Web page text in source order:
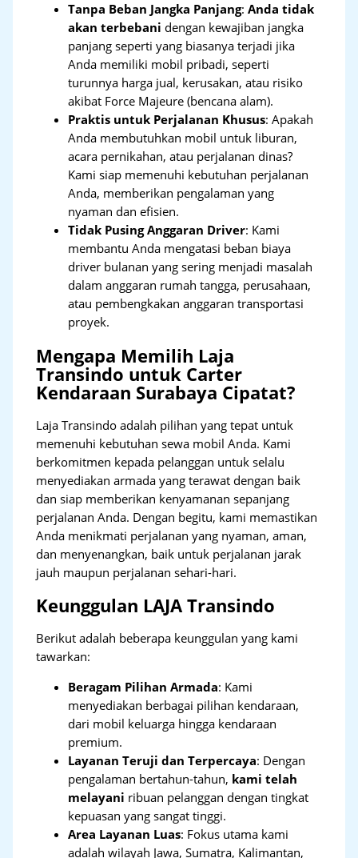
Tanpa Beban Jangka Panjang:Anda tidak
akan terbebani dengan kewajiban jangka
panjang seperti yang biasanya terjadi jika
Anda memiliki mobil pribadi, seperti
turunnya harga jual, kerusakan, atau risiko
akibat Force Majeure (bencana alam).
Praktis untuk Perjalanan Khusus: Apakah
Anda membutuhkan mobil untuk liburan,
acara pernikahan, atau perjalanan dinas?
Kami siap memenuhi kebutuhan perjalanan
Anda, memberikan pengalaman yang
nyaman dan efisien.
Tidak Pusing Anggaran Driver: Kami
membantu Anda mengatasi beban biaya
driver bulanan yang sering menjadi masalah
dalam anggaran rumah tangga, perusahaan,
atau pembengkakan anggaran transportasi
proyek.
Mengapa Memilih Laja
Transindo untuk Carter
Kendaraan Surabaya Cipatat?
Laja Transindo adalah pilihan yang tepat untuk
memenuhi kebutuhan sewa mobil Anda. Kami
berkomitmen kepada pelanggan untuk selalu
menyediakan armada yang terawat dengan baik
dan siap memberikan kenyamanan sepanjang
perjalanan Anda. Dengan begitu, kami memastikan
Anda menikmati perjalanan yang nyaman, aman,
dan menyenangkan, baik untuk perjalanan jarak
jauh maupun perjalanan sehari-hari.
Keunggulan LAJA Transindo
Berikut adalah beberapa keunggulan yang kami
tawarkan:
Beragam Pilihan Armada: Kami
menyediakan berbagai pilihan kendaraan,
dari mobil keluarga hingga kendaraan
premium.
Layanan Teruji dan Terpercaya: Dengan
pengalaman bertahun-tahun, kami telah
melayani ribuan pelanggan dengan tingkat
kepuasan yang sangat tinggi.
Area Layanan Luas: Fokus utama kami
adalah wilayah Jawa, Sumatra, Kalimantan,